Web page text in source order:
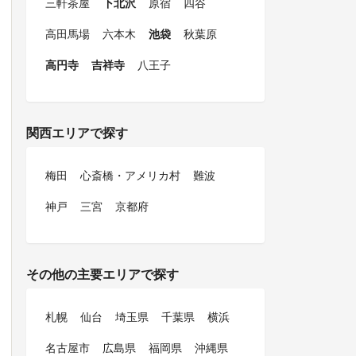
高田馬場
六本木 池袋
秋葉原
高円寺
吉祥寺 八王子
関西エリアで探す
梅田 心斎橋・アメリカ村
難波
神戸
三宮 京都府
その他の主要エリアで探す
札幌 仙台 埼玉県 千葉県
横浜
名古屋市
広島県 福岡県 沖縄県